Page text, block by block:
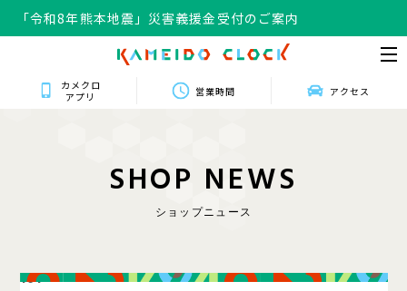
「令和8年熊本地震」災害義援金受付のご案内
カメクロ
アプリ
営業時間 アクセス
SHOP NEWS
ショップニュース
101